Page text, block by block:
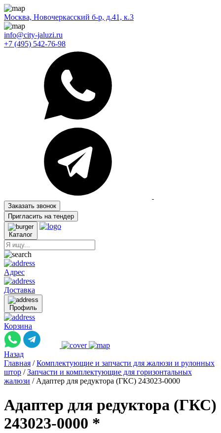
Москва, Новочеркасский б-р, д.41, к.3
info@city-jaluzi.ru
+7 (495) 542-76-98
Заказать звонок
Пригласить на тендер
Каталог
Адрес
Доставка
Профиль
Корзина
Назад
Главная / Комплектующие и запчасти для жалюзи и рулонных
штор / Запчасти и комплектующие для горизонтальных
жалюзи / Адаптер для редуктора (ГКС) 243023-0000
Адаптер для редуктора (ГКС)
243023-0000 *